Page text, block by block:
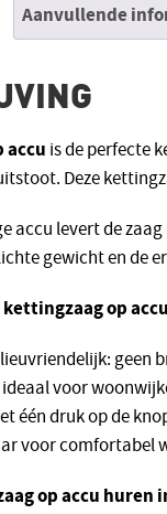
Aanvullende
accu is de perfecte
Deze
accu levert de
gewicht en de
op
geen
voor
één druk op de
voor comfortabel
op accu huren